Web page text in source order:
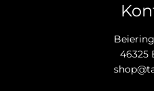
46325